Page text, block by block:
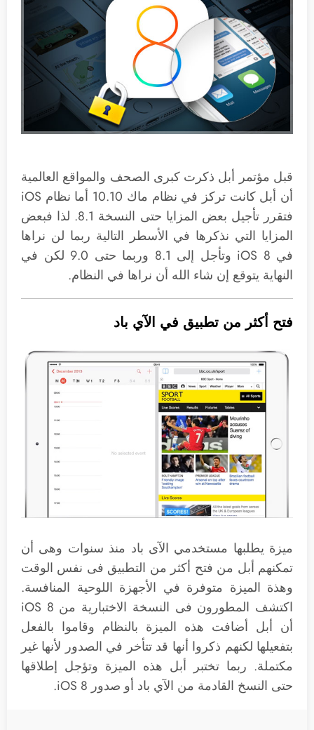
قبل مؤتمر أبل ذكرت كبرى الصحف والمواقع العالمية
أن أبل كانت تركز في نظام ماك 10.10 أما نظام iOS
فتقرر تأجيل بعض المزايا حتى النسخة 8.1. لذا فبعض
المزايا التي نذكرها في الأسطر التالية ربما لن نراها
في iOS 8 وتأجل إلى 8.1 وربما حتى 9.0 لكن في
النهاية يتوقع إن شاء الله أن نراها في النظام.
فتح أكثر من تطبيق في الآي باد
ميزة يطلبها مستخدمي الآى باد منذ سنوات وهى أن
تمكنهم أبل من فتح أكثر من التطبيق فى نفس الوقت
وهذة الميزة متوفرة في الأجهزة اللوحية المنافسة.
اكتشف المطورون فى النسخة الاختبارية من iOS 8
أن أبل أضافت هذه الميزة بالنظام وقاموا بالفعل
بتفعيلها لكنهم ذكروا أنها قد تتأخر في الصدور لأنها غير
مكتملة. ربما تختبر أبل هذه الميزة وتؤجل إطلاقها
حتى النسخ القادمة من الآي باد أو صدور iOS 8.